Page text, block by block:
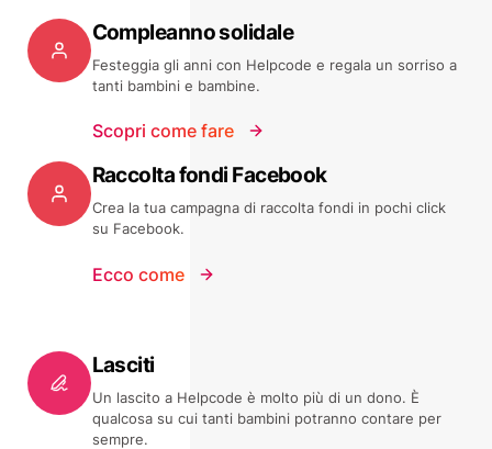
Compleanno solidale
Festeggia gli anni con Helpcode e regala un sorriso a
tanti bambini e bambine.
Scopri come fare
Raccolta fondi Facebook
Crea la tua campagna di raccolta fondi in pochi click
su Facebook.
Ecco come
Lasciti
Un lascito a Helpcode è molto più di un dono. È
qualcosa su cui tanti bambini potranno contare per
sempre.